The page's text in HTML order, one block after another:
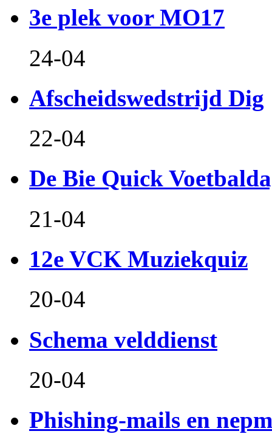
3e plek voor MO17
24-04
Afscheidswedstrijd Dig
22-04
De Bie Quick
21-04
12e VCK Muziekquiz
20-04
Schema velddienst
20-04
Phishing-mails en